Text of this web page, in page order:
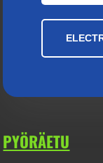
PYÖRÄETU